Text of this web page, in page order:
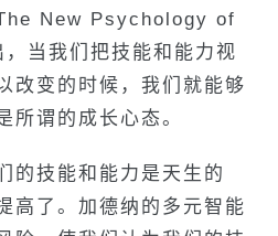
New Psychology of
当我们把技能和能力视
改变的时候，我们就能够
所谓的成长心态。
的技能和能力是天生的
高了。加德纳的多元智能